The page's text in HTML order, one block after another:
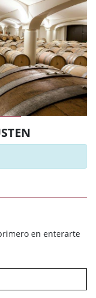
en enterarte